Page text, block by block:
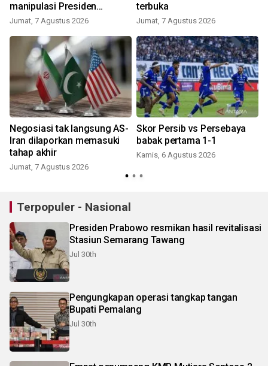
manipulasi Presiden
Prabowo
Jumat, 7 Agustus 2026
terbuka
Jumat, 7 Agustus 2026
Negosiasi tak langsung AS-
Iran dilaporkan memasuki
tahap akhir
Jumat, 7 Agustus 2026
Skor Persib vs Persebaya
babak pertama 1-1
Kamis, 6 Agustus 2026
Terpopuler - Nasional
Presiden Prabowo resmikan hasil revitalisasi
Stasiun Semarang Tawang
Jul 30th
Pengungkapan operasi tangkap tangan
Bupati Pemalang
Jul 30th